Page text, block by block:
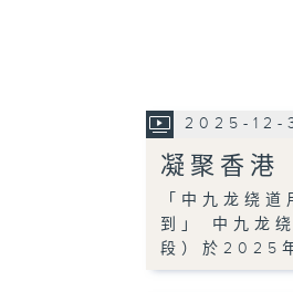
2025-12-
凝聚香港
「中九龙绕
到」 中九龙
段）於2025